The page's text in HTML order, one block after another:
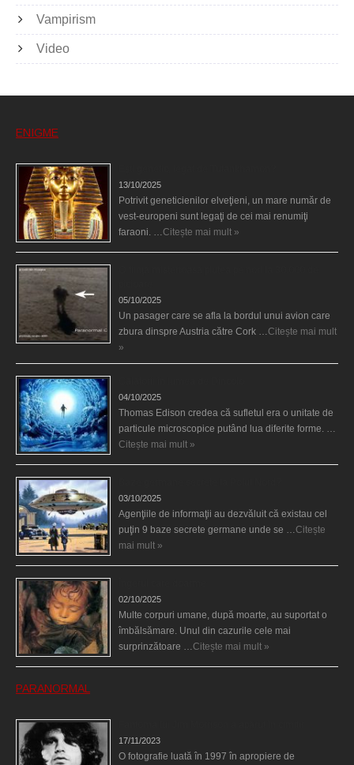
Vampirism
Video
ENIGME
13/10/2025
Potrivit geneticienilor elveţieni, un mare număr de
vest-europeni sunt legaţi de cei mai renumiţi
faraoni. … Citește mai mult »
05/10/2025
Un pasager care se afla la bordul unui avion care
zbura dinspre Austria către Cork … Citește mai mult
»
04/10/2025
Thomas Edison credea că sufletul era o unitate de
particule microscopice putând lua diferite forme. …
Citește mai mult »
03/10/2025
Agenţiile de informaţii au dezvăluit că existau cel
puţin 9 baze secrete germane unde se … Citește
mai mult »
02/10/2025
Multe corpuri umane, după moarte, au suportat o
îmbălsămare. Unul din cazurile cele mai
surprinzătoare … Citește mai mult »
PARANORMAL
17/11/2023
O fotografie luată în 1997 în apropiere de